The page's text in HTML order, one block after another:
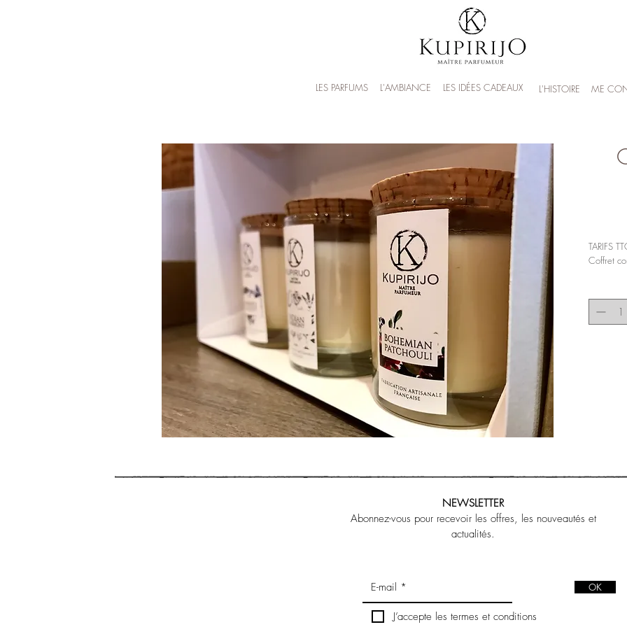
LES PARFUMS L'AMBIANCE LES IDÉES CADEAUX L'HISTOIRE ME
TARIFS
Coffret
NEWSLETTER
Abonnez-vous pour recevoir les offres, les nouveautés et
actualités.
OK
J’accepte les termes et conditions